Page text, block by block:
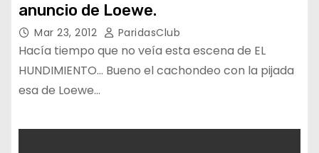
anuncio de Loewe.
Mar 23, 2012 ParidasClub
Hacía tiempo que no veía esta escena de EL
HUNDIMIENTO… Bueno el cachondeo con la pijada
esa de Loewe…